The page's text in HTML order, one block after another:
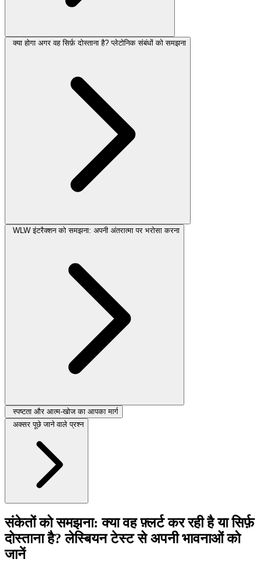
क्या होगा अगर वह सिर्फ़ दोस्ताना है? प्लेटोनिक संबंधों को समझना
WLW इंटरैक्शन को समझना: अपनी अंतरात्मा पर भरोसा करना
स्पष्टता और आत्म-खोज का आपका मार्ग
अक्सर पूछे जाने वाले प्रश्न
संकेतों को समझना: क्या वह फ़्लर्ट कर रही है या सिर्फ़
दोस्ताना है? लेस्बियन टेस्ट से अपनी भावनाओं को
जानें